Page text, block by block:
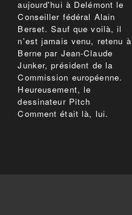
aujourd'hui à Delémont le
Conseiller fédéral Alain
Berset. Sauf que voilà, il
n'est jamais venu, retenu à
Berne par Jean-Claude
Junker, président de la
Commission européenne.
Heureusement, le
dessinateur Pitch
Comment était là, lui.